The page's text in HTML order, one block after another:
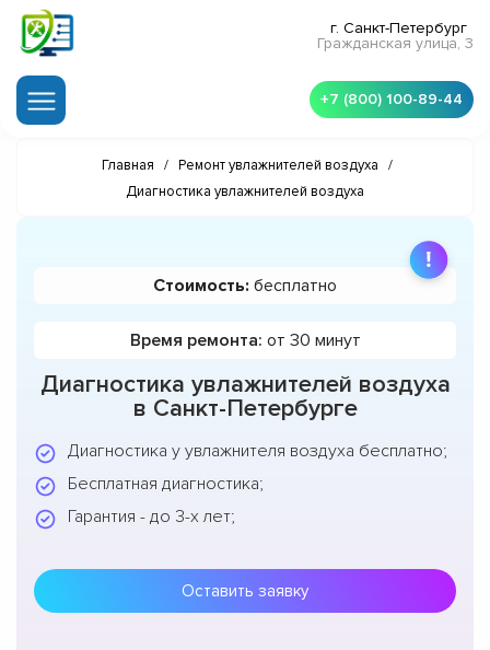
г. Санкт-Петербург
Гражданская улица, 3
+7 (800) 100-89-44
Главная / Ремонт увлажнителей воздуха
/
Диагностика увлажнителей воздуха
Диагностика увлажнителей воздуха
в Санкт-Петербурге
Диагностика у увлажнителя воздуха бесплатно;
Бесплатная диагностика;
Гарантия - до 3-х лет;
Оставить заявку
Стоимость: бесплатно
Время ремонта: от 30 минут